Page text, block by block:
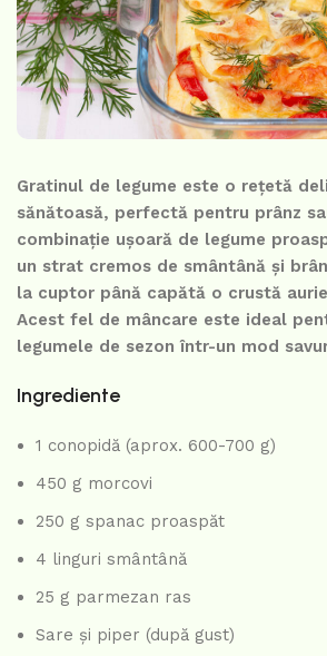
Gratinul de legume este o rețetă
sănătoasă, perfectă pentru prânz
combinație ușoară de legume
un strat cremos de smântână și
la cuptor până capătă o crustă
Acest fel de mâncare este ideal
legumele de sezon într-un mod
Ingrediente
1 conopidă (aprox. 600-700 g)
450 g morcovi
250 g spanac proaspăt
4 linguri smântână
25 g parmezan ras
Sare și piper (după gust)